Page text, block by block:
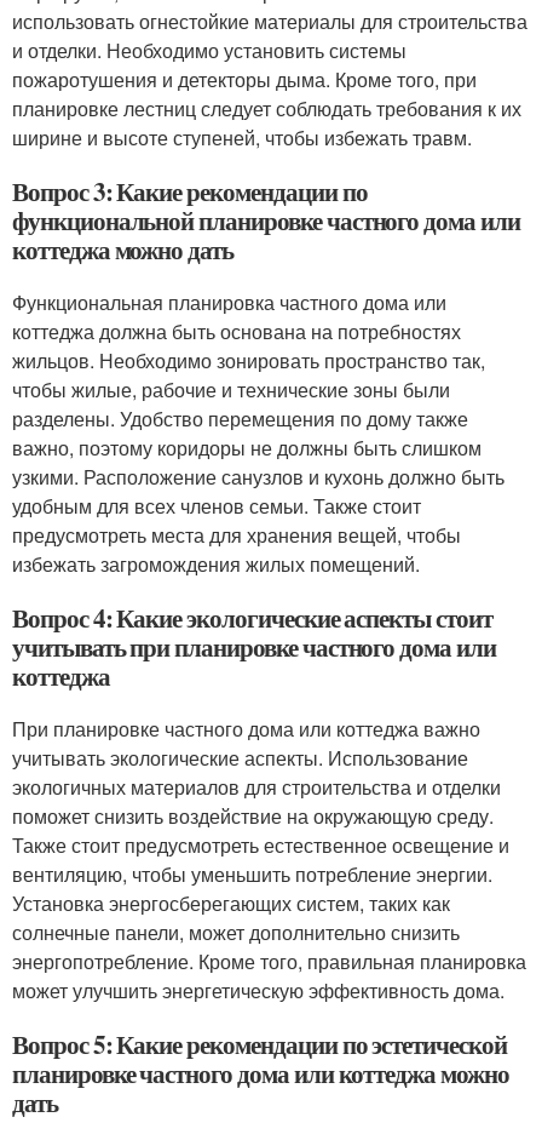
использовать огнестойкие материалы для строительства
и отделки. Необходимо установить системы
пожаротушения и детекторы дыма. Кроме того, при
планировке лестниц следует соблюдать требования к их
ширине и высоте ступеней, чтобы избежать травм.
Вопрос 3: Какие рекомендации по
функциональной планировке частного дома или
коттеджа можно дать
Функциональная планировка частного дома или
коттеджа должна быть основана на потребностях
жильцов. Необходимо зонировать пространство так,
чтобы жилые, рабочие и технические зоны были
разделены. Удобство перемещения по дому также
важно, поэтому коридоры не должны быть слишком
узкими. Расположение санузлов и кухонь должно быть
удобным для всех членов семьи. Также стоит
предусмотреть места для хранения вещей, чтобы
избежать загромождения жилых помещений.
Вопрос 4: Какие экологические аспекты стоит
учитывать при планировке частного дома или
коттеджа
При планировке частного дома или коттеджа важно
учитывать экологические аспекты. Использование
экологичных материалов для строительства и отделки
поможет снизить воздействие на окружающую среду.
Также стоит предусмотреть естественное освещение и
вентиляцию, чтобы уменьшить потребление энергии.
Установка энергосберегающих систем, таких как
солнечные панели, может дополнительно снизить
энергопотребление. Кроме того, правильная планировка
может улучшить энергетическую эффективность дома.
Вопрос 5: Какие рекомендации по эстетической
планировке частного дома или коттеджа можно
дать